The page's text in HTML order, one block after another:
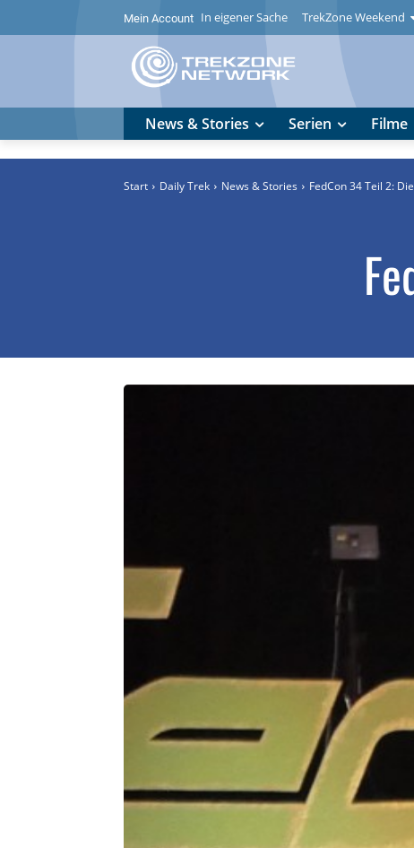
Mein Account In eigener Sache TrekZone Weekend
News & Stories Serien Filme
Start Daily Trek News & Stories FedCon 34 Teil 2: